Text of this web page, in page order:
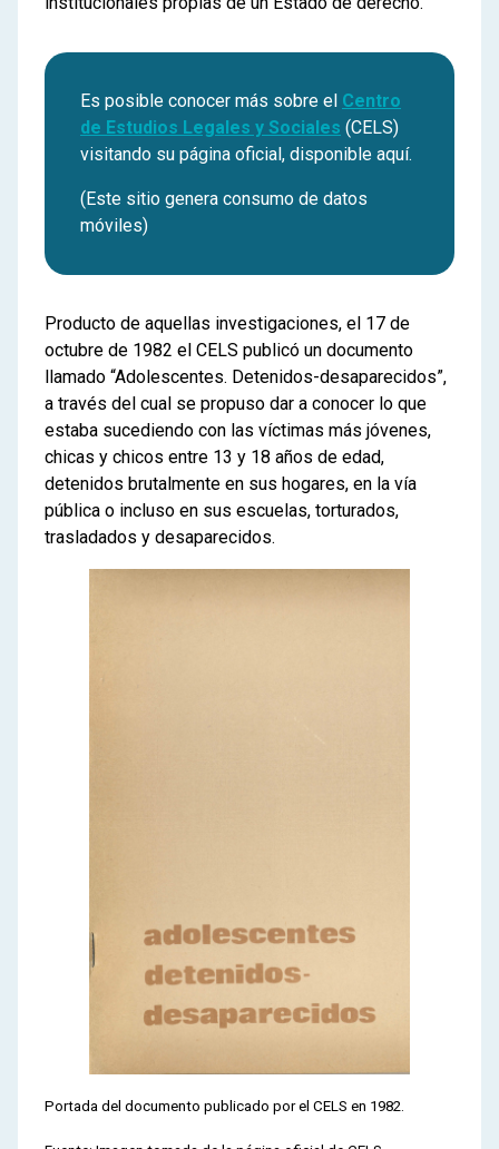
Es posible conocer más sobre el Centro
de Estudios Legales y Sociales (CELS)
visitando su página oficial, disponible aquí.
(Este sitio genera consumo de datos
móviles)
Producto de aquellas investigaciones, el 17 de
octubre de 1982 el CELS publicó un documento
llamado “Adolescentes. Detenidos-desaparecidos”,
a través del cual se propuso dar a conocer lo que
estaba sucediendo con las víctimas más jóvenes,
chicas y chicos entre 13 y 18 años de edad,
detenidos brutalmente en sus hogares, en la vía
pública o incluso en sus escuelas, torturados,
trasladados y desaparecidos.
Portada del documento publicado por el CELS en 1982.